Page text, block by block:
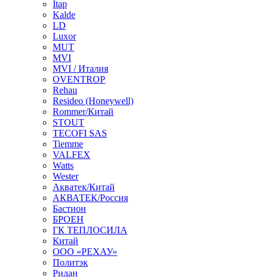
Itap
Kalde
LD
Luxor
MUT
MVI
MVI / Италия
OVENTROP
Rehau
Resideo (Honeywell)
Rommer/Китай
STOUT
TECOFI SAS
Tiemme
VALFEX
Watts
Wester
Акватек/Китай
АКВАТЕК/Россия
Бастион
БРОЕН
ГК ТЕПЛОСИЛА
Китай
ООО «РЕХАУ»
Политэк
Ридан